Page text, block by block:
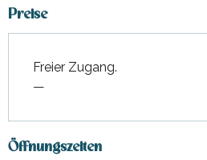
Preise
Freier Zugang.
—
Öffnungszeiten